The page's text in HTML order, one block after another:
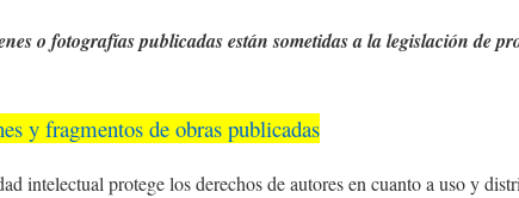
o fotografías publicadas están sometidas a la legislación de
y fragmentos de obras publicadas
intelectual protege los derechos de autores en cuanto a uso y